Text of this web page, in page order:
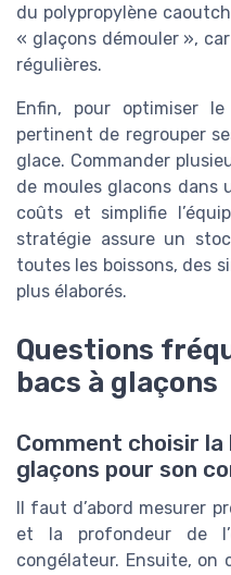
du polypropylène
« glaçons démouler »,
régulières.
Enfin, pour optimiser
pertinent de regrouper
glace. Commander
de moules glacons dans
coûts et simplifie
stratégie assure un
toutes les boissons, des
plus élaborés.
Questions
bacs à glaçons
Comment choisir la
glaçons pour son
Il faut d’abord mesurer
et la profondeur de
congélateur. Ensuite, on